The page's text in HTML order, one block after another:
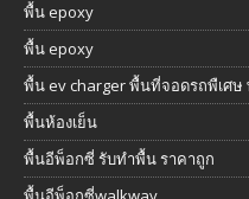
พื้น epoxy
พื้น epoxy
พื้น ev charger พื้นที่จอดรถพืเศ
พื้นห้องเย็น
พื้นอีพ็อกซี่ รับทำพื้น ราคาถูก